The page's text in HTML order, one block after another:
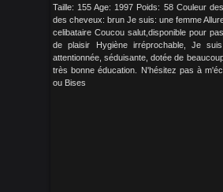
Taille: 155 Age: 1997 Poids: 58 Couleur
des cheveux: brun Je suis: une femme
celibataire Coucou salut,disponible pour
de plaisir Hygiène irréprochable, Je
attentionnée, séduisante, dotée de
très bonne éducation. N'hésitez pas à
ou Bises